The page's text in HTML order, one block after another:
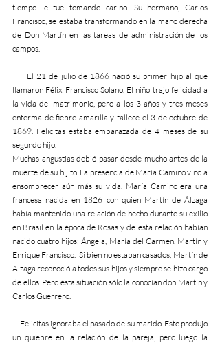
tiempo le fue tomando cariño. Su hermano, Carlos
Francisco, se estaba transformando en la mano derecha
de Don Martín en las tareas de administración de los
campos.
llamaron Félix Francisco Solano. El niño trajo felicidad a
la vida del matrimonio, pero a los 3 años y tres meses
enferma de fiebre amarilla y fallece el 3 de octubre de
1869. Felicitas estaba embarazada de 4 meses de su
segundo hijo.
Muchas angustias debió pasar desde mucho antes de la
muerte de su hijito. La presencia de María Camino vino a
ensombrecer aún más su vida. María Camino era una
francesa nacida en 1826 con quien Martín de Álzaga
había mantenido una relación de hecho durante su exilio
en Brasil en la época de Rosas y de esta relación habían
nacido cuatro hijos: Ángela, María del Carmen, Martín y
Enrique Francisco.  Si bien no estaban casados, Martín de
Álzaga reconoció a todos sus hijos y siempre se hizo cargo
de ellos. Pero ésta situación sólo la conocían don Martín y
Carlos Guerrero.
un quiebre en la relación de la pareja, pero luego la